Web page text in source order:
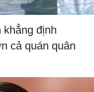
định
cả quán quân